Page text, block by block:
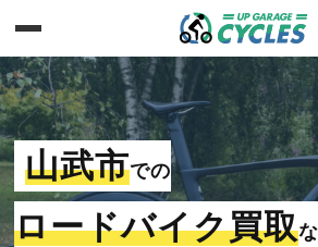
山武市での
ロードバイク買取